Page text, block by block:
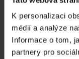
K personalizaci
médií a analýze
Informace o tom,
partnery pro
12. Like A
13. Rouge
14. Big Sky
PODOBNÍ